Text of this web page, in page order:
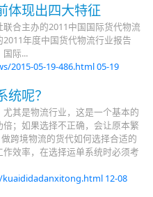
体现出四大特征
合主办的2011中国国际货代物流
年度中国货代物流行业报告
际...
2015-05-19-486.html05-19
呢？
其是物流行业，这是一个基本的
；如果选择不正确，会让原本繁
跨境物流的货代如何选择合适的
效率，在选择运单系统时必须考
kuaididadanxitong.html 12-08